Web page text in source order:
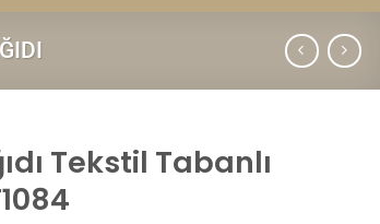
Tekstil Tabanlı